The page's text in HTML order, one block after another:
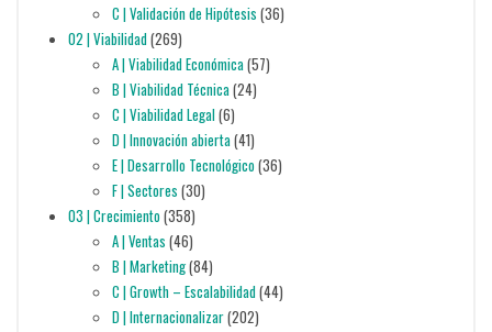
C | Validación de Hipótesis (36)
02 | Viabilidad(269)
A | Viabilidad Económica(57)
B | Viabilidad Técnica(24)
C | Viabilidad Legal(6)
D | Innovación abierta(41)
E | Desarrollo Tecnológico(36)
F | Sectores (30)
03 | Crecimiento(358)
A | Ventas (46)
B | Marketing(84)
C | Growth – Escalabilidad(44)
D | Internacionalizar(202)